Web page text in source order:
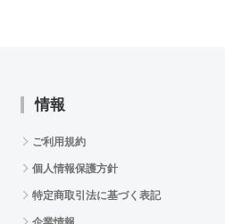
情報
ご利用規約
個人情報保護方針
特定商取引法に基づく表記